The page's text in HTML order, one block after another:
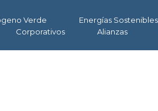
Verde Energías Sostenibles
Corporativos Alianzas